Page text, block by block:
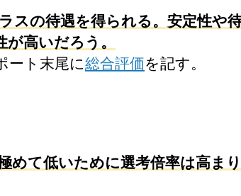
スの待遇を得られる。安定性や
高いだろう。
ート末尾に総合評価を記す。
めて低いために選考倍率は高まり